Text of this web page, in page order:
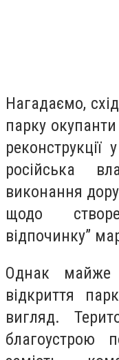
Нагадаємо,
парку
російська
виконання
щодо
відпочинку”
Однак майже
відкриття
вигляд.
благоустрою